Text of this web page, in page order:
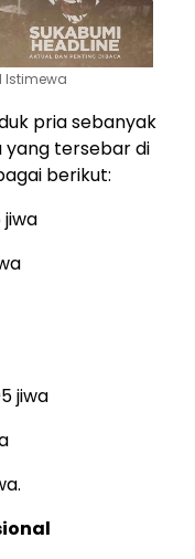
Istimewa
pria sebanyak
yang tersebar di
berikut:
jiwa
jiwa